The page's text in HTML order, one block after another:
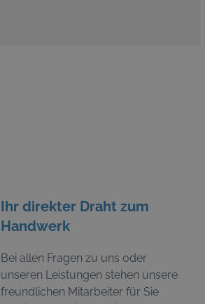
Ihr direkter Draht zum
Handwerk
Bei allen Fragen zu uns oder
unseren Leistungen stehen unsere
freundlichen Mitarbeiter für Sie